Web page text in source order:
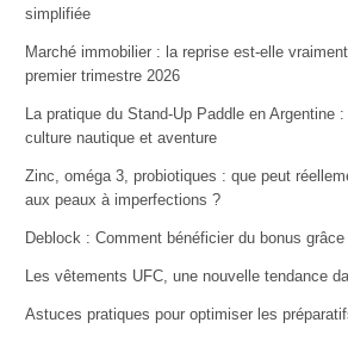
simplifiée
Marché immobilier : la reprise est-elle
premier trimestre 2026
La pratique du Stand-Up Paddle en Argentine
culture nautique et aventure
Zinc, oméga 3, probiotiques : que peut
aux peaux à imperfections ?
Deblock : Comment bénéficier du bonus
Les vêtements UFC, une nouvelle tendance
Astuces pratiques pour optimiser les